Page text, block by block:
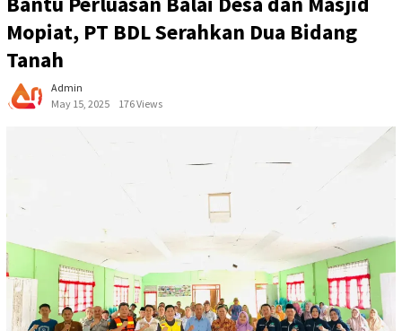
Mopiat, PT BDL Serahkan Dua Bidang
Tanah
Admin
May 15, 2025
176 Views